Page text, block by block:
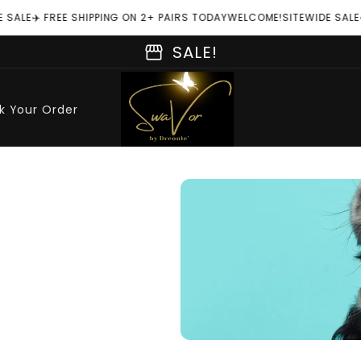
✈️ FREE SHIPPING ON 2+ PAIRS TODAYWELCOME!SITEWIDE SALE
storefront SALE!
Your Order